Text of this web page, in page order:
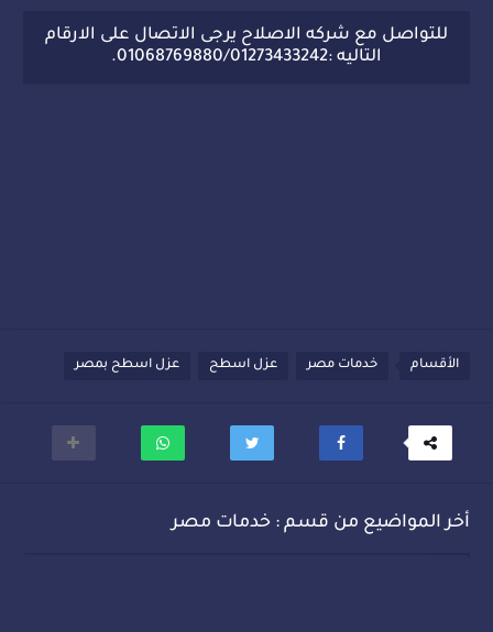
للتواصل مع شركه الاصلاح يرجى الاتصال على الارقام
التاليه :01068769880/01273433242.
الأقسام خدمات مصر عزل اسطح عزل اسطح بمصر
أخر المواضيع من قسم : خدمات مصر